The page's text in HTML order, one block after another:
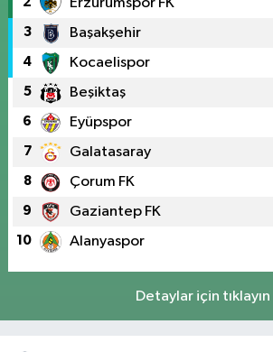
3 Başakşehir
4 Kocaelispor
5 Beşiktaş
6 Eyüpspor
7 Galatasaray
8 Çorum FK
9 Gaziantep FK
10 Alanyaspor
Detaylar için tıklayın